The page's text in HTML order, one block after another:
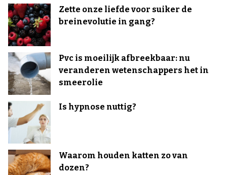
Zette onze liefde voor suiker de
breinevolutie in gang?
Pvc is moeilijk afbreekbaar: nu
veranderen wetenschappers het in
smeerolie
Is hypnose nuttig?
Waarom houden katten zo van
dozen?